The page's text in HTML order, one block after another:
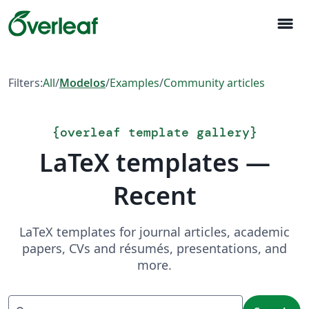
menu
Filters:All/Modelos/Examples/Community articles
{overleaf template gallery}
LaTeX templates —
Recent
LaTeX templates for journal articles, academic
papers, CVs and résumés, presentations, and
more.